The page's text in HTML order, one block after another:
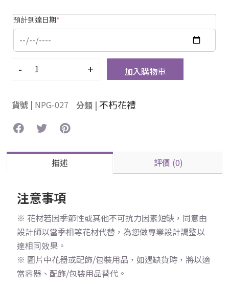
預計到達日期*
- + 加入購物車
貨號 | NPG-027 分類 |不朽花禮
描述 評價 (0)
注意事項
※ 花材若因季節性或其他不可抗力因素短缺，同意由
設計師以當季相等花材代替，為您做專業設計調整以
達相同效果。
※ 圖片中花器或配飾/包裝用品，如遇缺貨時，將以適
當容器、配飾/包裝用品替代。